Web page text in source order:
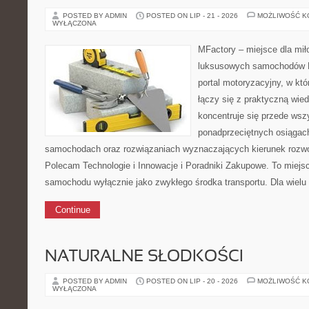
POSTED BY ADMIN POSTED ON LIP - 21 - 2026
MOŻLIWOŚĆ
WYŁĄCZONA
MFactory – miejsce dla
luksusowych
portal motoryzacyjny, w
łączy się z praktyczną
koncentruje się przede
ponadprzeciętnych
samochodach oraz rozwiązaniach wyznaczających kierunek
Polecam Technologie i Innowacje i Poradniki Zakupowe. To
samochodu wyłącznie jako zwykłego środka transportu. Dla
Continue
NATURALNE SŁODKOŚCI
POSTED BY ADMIN POSTED ON LIP - 20 - 2026
MOŻLIWOŚĆ
WYŁĄCZONA